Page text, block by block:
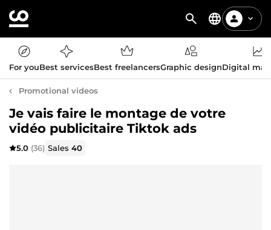
For youBest servicesBest freelancersGraphic designDigital
Promotional videos
Je vais faire le montage de votre
vidéo publicitaire Tiktok ads
5.0 (36) Sales40